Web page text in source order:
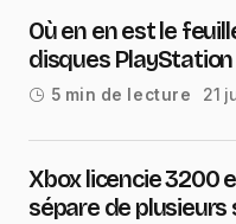
Où en en est le
disques PlayStation
5 min de lecture 21
Xbox licencie 3200
sépare de plusieurs